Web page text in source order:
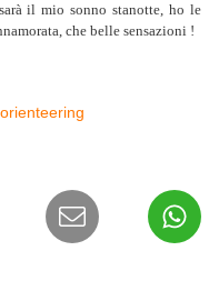
il mio sonno stanotte, ho le
che belle sensazioni !